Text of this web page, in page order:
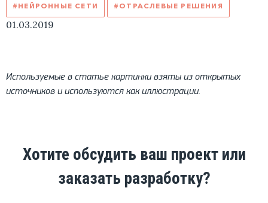
#НЕЙРОННЫЕ СЕТИ #ОТРАСЛЕВЫЕ РЕШЕНИЯ
01.03.2019
Используемые в статье картинки взяты из открытых
источников и используются как иллюстрации.
Хотите обсудить ваш проект или
заказать разработку?